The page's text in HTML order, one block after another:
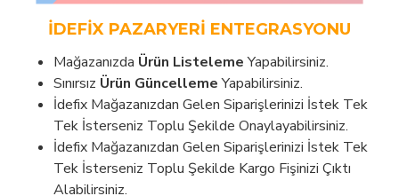
İDEFIX PAZARYERI ENTEGRASYONU
Mağazanızda Ürün ListelemeYapabilirsiniz.
Sınırsız Ürün GüncellemeYapabilirsiniz.
İdefix Mağazanızdan Gelen Siparişlerinizi İstek Tek
Tek İsterseniz Toplu Şekilde Onaylayabilirsiniz.
İdefix Mağazanızdan Gelen Siparişlerinizi İstek Tek
Tek İsterseniz Toplu Şekilde Kargo Fişinizi Çıktı
Alabilirsiniz.